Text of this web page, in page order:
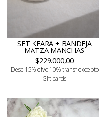
SET KEARA + BANDEJA
MATZA MANCHAS
$229.000,00
Desc:15% efvo 10% transf excepto
Gift cards